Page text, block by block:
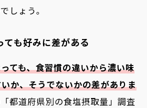
しょう。
ても好みに差がある
ても、食習慣の違いから濃い味
か、そうでないかの差がありま
都道府県別の食塩摂取量」調査